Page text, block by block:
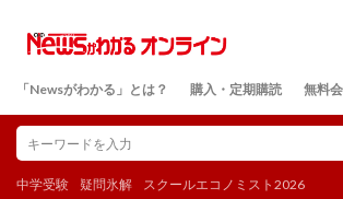
「Newsがわかる」とは？ 購入・定期購読 無料
中学受験 疑問氷解 スクールエコノミスト2026
検索